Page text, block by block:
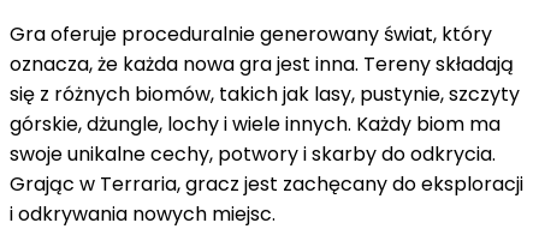
Gra oferuje proceduralnie generowany świat, który
oznacza, że ​​każda nowa gra jest inna. Tereny składają
się z różnych biomów, takich jak lasy, pustynie, szczyty
górskie, dżungle, lochy i wiele innych. Każdy biom ma
swoje unikalne cechy, potwory i skarby do odkrycia.
Grając w Terraria, gracz jest zachęcany do eksploracji
i odkrywania nowych miejsc.